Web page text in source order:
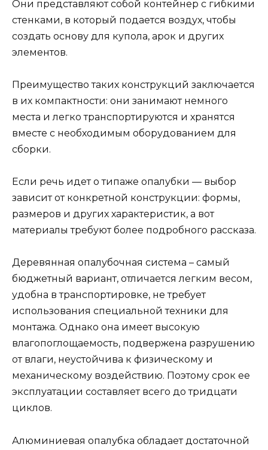
Они представляют собой контейнер с гибкими
стенками, в который подается воздух, чтобы
создать основу для купола, арок и других
элементов.
Преимущество таких конструкций заключается
в их компактности: они занимают немного
места и легко транспортируются и хранятся
вместе с необходимым оборудованием для
сборки.
Если речь идет о типаже опалубки — выбор
зависит от конкретной конструкции: формы,
размеров и других характеристик, а вот
материалы требуют более подробного рассказа.
Деревянная опалубочная система – самый
бюджетный вариант, отличается легким весом,
удобна в транспортировке, не требует
использования специальной техники для
монтажа. Однако она имеет высокую
влагопоглощаемость, подвержена разрушению
от влаги, неустойчива к физическому и
механическому воздействию. Поэтому срок ее
эксплуатации составляет всего до тридцати
циклов.
Алюминиевая опалубка обладает достаточной